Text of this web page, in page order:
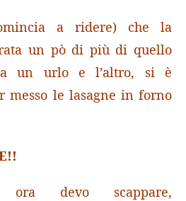
a ridere) che la
un pò di più di quello
un urlo e l’altro, si è
messo le lasagne in forno
ora devo scappare,